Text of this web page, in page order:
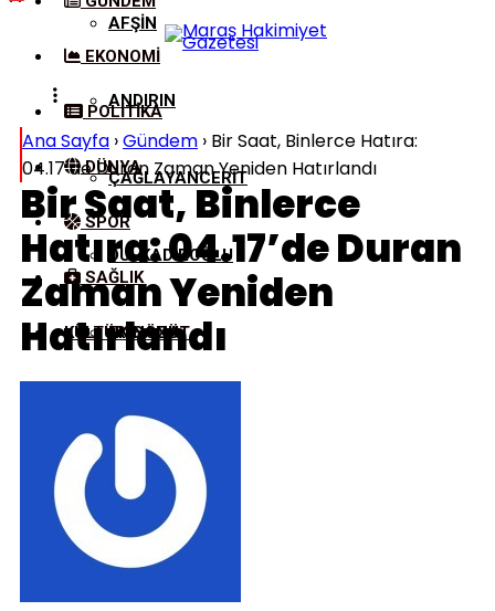
AFŞIN
ANDIRIN
ÇAĞLAYANCERIT
DULKADIROĞLU
EKINÖZÜ
ELBISTAN
GÖKSUN
NURHAK
EKONOMI
POLITIKA
DÜNYA
SPOR
SAĞLIK
KÜLTÜR/SANAT
Ana Sayfa ›Gündem › Bir Saat, Binlerce Hatıra:
04.17’de Duran Zaman Yeniden Hatırlandı
Bir Saat, Binlerce
Hatıra: 04.17’de Duran
Zaman Yeniden
Hatırlandı